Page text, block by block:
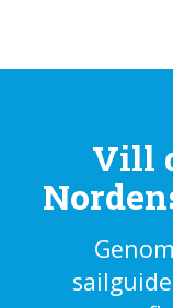
Vill